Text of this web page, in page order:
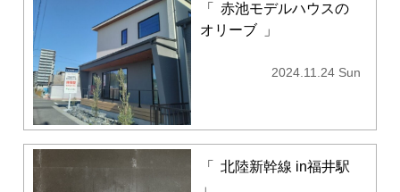
「
赤池モデルハウスの
オリーブ
」
2024.11.24 Sun
「
北陸新幹線 in福井駅
」